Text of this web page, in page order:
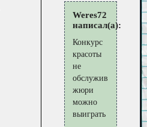
Weres72
написал(а):
Конкурс
красоты
не
обслуживая
жюри
можно
выиграть